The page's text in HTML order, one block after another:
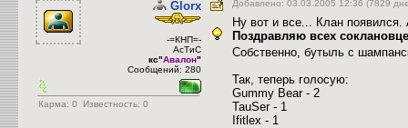
Glorx
-=КНП=-
АсТиС
кс"Авалон"
Сообщений: 280
Карма: 0 Известность: 0
Добавлено: 03.03.2005 12:36 (7829
Ну вот и все... Клан появился.
Поздравляю всех
Собственно, бутыль с
Так, теперь голосую:
Gummy Bear - 2
TauSer - 1
Ifitlex - 1